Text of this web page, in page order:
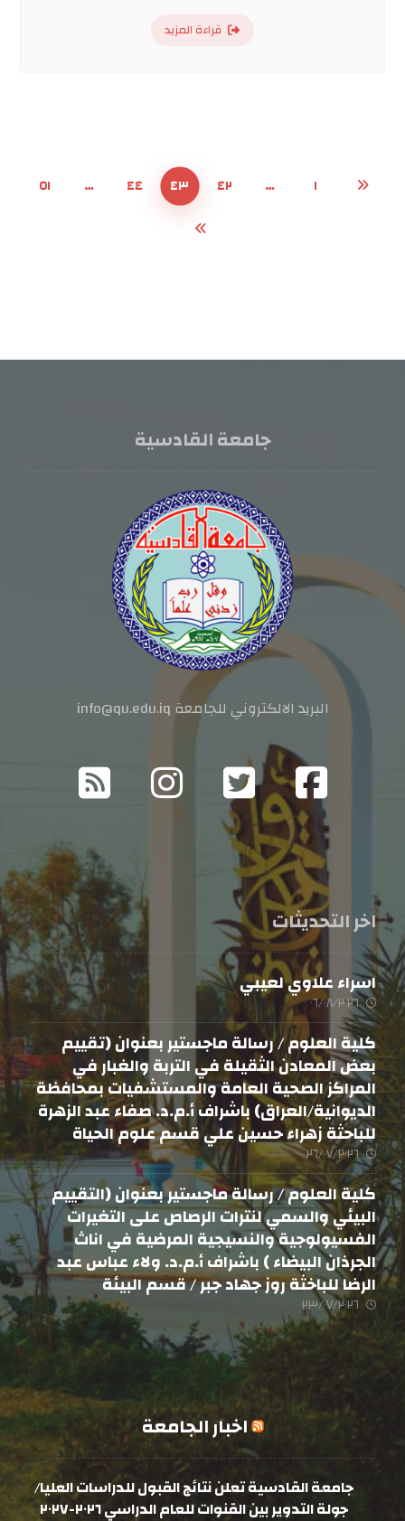
قراءة المزيد
١ … ٤٢ ٤٣ ٤٤ … ٥١
جامعة القادسية
البريد الالكتروني للجامعة info@qu.edu.iq
اخر التحديثات
اسراء علاوي لعيبي
٠٦/٠٨/٢٠٢٦
كلية العلوم / رسالة ماجستير بعنوان (تقييم
بعض المعادن الثقيلة في التربة والغبار في
المراكز الصحية العامة والمستشفيات بمحافظة
الديوانية/العراق) باشراف أ.م.د. صفاء عبد الزهرة
للباحثة زهراء حسين علي قسم علوم الحياة
٢٦/٠٧/٢٠٢٦
كلية العلوم / رسالة ماجستير بعنوان (التقييم
البيئي والسمي لنترات الرصاص على التغيرات
الفسيولوجية والنسيجية المرضية في اناث
الجرذان البيضاء ) باشراف أ.م.د. ولاء عباس عبد
الرضا للباخثة روز جهاد جبر / قسم البيئة
٢٣/٠٧/٢٠٢٦
اخبار الجامعة
جامعة القادسية تعلن نتائج القبول للدراسات العليا/
جولة التدوير بين القنوات للعام الدراسي ٢٠٢٦-٢٠٢٧